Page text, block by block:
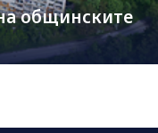
общинските